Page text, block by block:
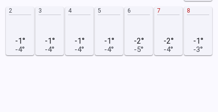
2
-1°
-4°
3
-1°
-4°
4
-1°
-4°
5
-1°
-4°
6
-2°
-5°
7
-2°
-4°
8
-1°
-3°